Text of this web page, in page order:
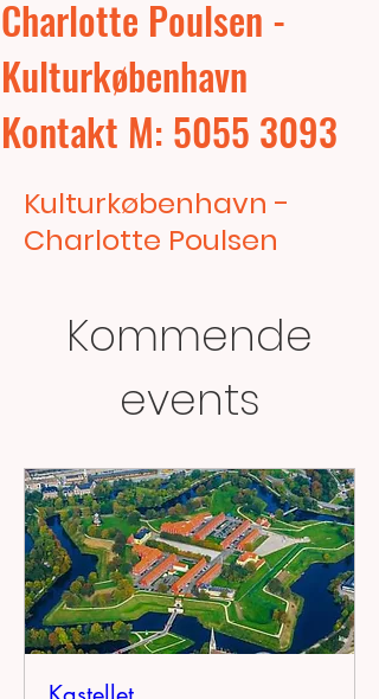
Charlotte Poulsen -
Kulturkøbenhavn
Kontakt M: 5055 3093
Kulturkøbenhavn -
Charlotte Poulsen
Kommende
events